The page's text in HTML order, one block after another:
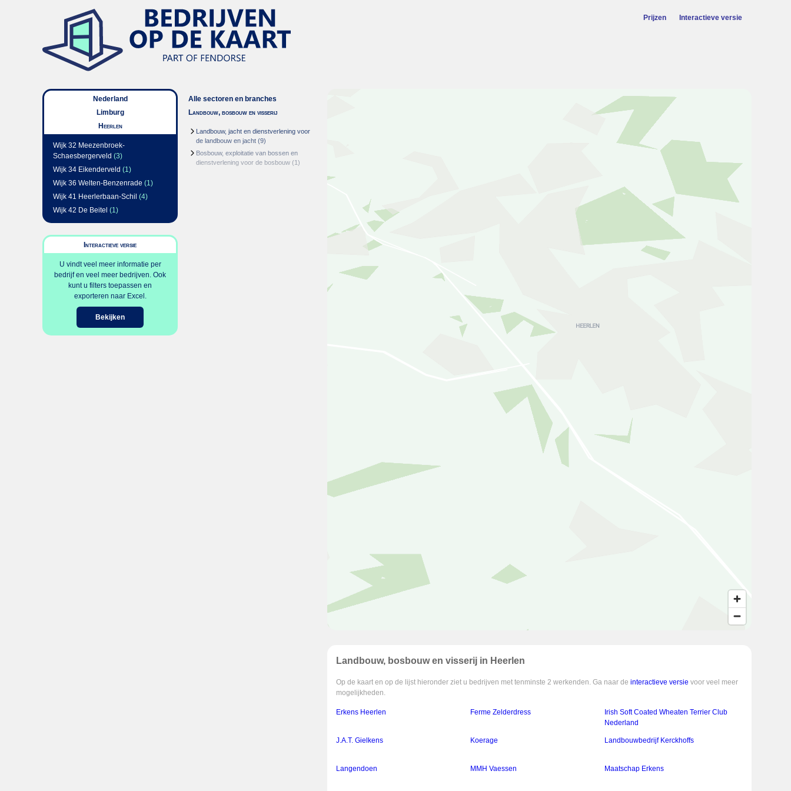
Prijzen Interactieve versie
Nederland
Limburg
Heerlen
Wijk 32 Meezenbroek-
Schaesbergerveld (3)
Wijk 34 Eikenderveld (1)
Wijk 36 Welten-Benzenrade (1)
Wijk 41 Heerlerbaan-Schil (4)
Wijk 42 De Beitel (1)
Interactieve versie
U vindt veel meer informatie per
bedrijf en veel meer bedrijven. Ook
kunt u filters toepassen en
exporteren naar Excel.
Bekijken
Alle sectoren en branches
Landbouw, bosbouw en visserij
Landbouw, jacht en dienstverlening voor
de landbouw en jacht (9)
Bosbouw, exploitatie van bossen en
dienstverlening voor de bosbouw (1)
Landbouw, bosbouw en visserij in Heerlen
Op de kaart en op de lijst hieronder ziet u bedrijven met tenminste 2 werkenden. Ga naar de interactieve versie voor veel meer
mogelijkheden.
Erkens Heerlen Ferme Zelderdress
Irish Soft Coated Wheaten Terrier Club
Nederland
J.A.T. Gielkens Koerage Landbouwbedrijf Kerckhoffs
Langendoen MMH Vaessen Maatschap Erkens